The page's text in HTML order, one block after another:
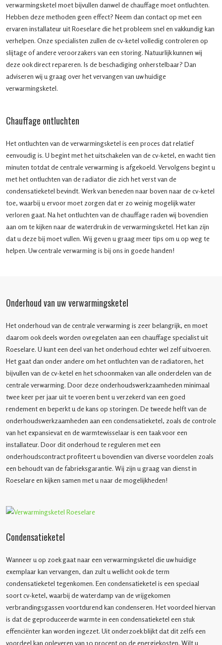
verwarmingsketel moet bijvullen danwel de chauffage moet ontluchten.
Hebben deze methoden geen effect? Neem dan contact op met een
ervaren installateur uit Roeselare die het probleem snel en vakkundig kan
verhelpen. Onze specialisten zullen de cv-ketel volledig controleren op
slijtage of andere veroorzakers van een storing. Natuurlijk kunnen wij
deze ook direct repareren. Is de beschadiging onherstelbaar? Dan
adviseren wij u graag over het vervangen van uw huidige
verwarmingsketel.
Chauffage ontluchten
Het ontluchten van de verwarmingsketel is een proces dat relatief
eenvoudig is. U begint met het uitschakelen van de cv-ketel, en wacht tien
minuten totdat de centrale verwarming is afgekoeld. Vervolgens begint u
met het ontluchten van de radiator die zich het verst van de
condensatieketel bevindt. Werk van beneden naar boven naar de cv-ketel
toe, waarbij u ervoor moet zorgen dat er zo weinig mogelijk water
verloren gaat. Na het ontluchten van de chauffage raden wij bovendien
aan om te kijken naar de waterdruk in de verwarmingsketel. Het kan zijn
dat u deze bij moet vullen. Wij geven u graag meer tips om u op weg te
helpen. Uw centrale verwarming is bij ons in goede handen!
Onderhoud van uw verwarmingsketel
Het onderhoud van de centrale verwarming is zeer belangrijk, en moet
daarom ook deels worden ovregelaten aan een chauffage specialist uit
Roeselare. U kunt een deel van het onderhoud echter wel zelf uitvoeren.
Het gaat dan onder andere om het ontluchten van de radiatoren, het
bijvullen van de cv-ketel en het schoonmaken van alle onderdelen van de
centrale verwarming. Door deze onderhoudswerkzaamheden minimaal
twee keer per jaar uit te voeren bent u verzekerd van een goed
rendement en beperkt u de kans op storingen. De tweede helft van de
onderhoudswerkzaamheden aan een condensatieketel, zoals de controle
van het expansievat en de warmtewisselaar is een taak voor een
installateur. Door dit onderhoud te reguleren met een
onderhoudscontract profiteert u bovendien van diverse voordelen zoals
een behoudt van de fabrieksgarantie. Wij zijn u graag van dienst in
Roeselare en kijken samen met u naar de mogelijkheden!
Condensatieketel
Wanneer u op zoek gaat naar een verwarmingsketel die uw huidige
exemplaar kan vervangen, dan zult u wellicht ook de term
condensatieketel tegenkomen. Een condensatieketel is een speciaal
soort cv-ketel, waarbij de waterdamp van de vrijgekomen
verbrandingsgassen voortdurend kan condenseren. Het voordeel hiervan
is dat de geproduceerde warmte in een condensatieketel een stuk
effenciënter kan worden ingezet. Uit onderzoek blijkt dat dit zelfs een
voordeel kan opleveren van 10 procent op de energiekosten. Wilt u